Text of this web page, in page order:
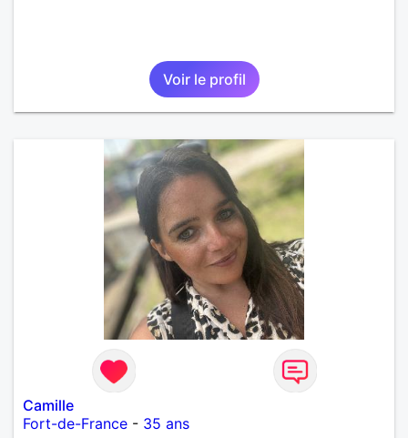
Voir le profil
Camille
Fort-de-France - 35 ans